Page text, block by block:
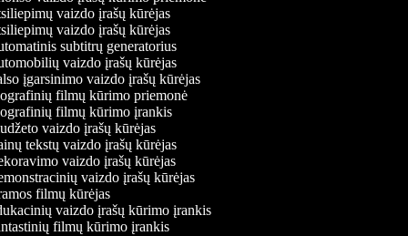
vaizdo įrašų kūrėjas
vaizdo įrašų kūrėjas
subtitrų generatorius
vaizdo įrašų kūrėjas
įgarsinimo vaizdo įrašų kūrėjas
filmų kūrimo priemonė
filmų kūrimo įrankis
vaizdo įrašų kūrėjas
tekstų vaizdo įrašų kūrėjas
vaizdo įrašų kūrėjas
vaizdo įrašų kūrėjas
filmų kūrėjas
vaizdo įrašų kūrimo įrankis
filmų kūrimo įrankis